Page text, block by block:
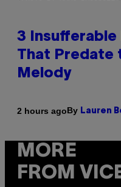
3 Insufferable
That Predate
Melody
2 hours agoBy Lauren
MORE
FROM